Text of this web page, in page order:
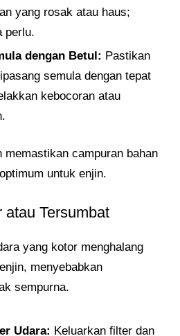
yang rosak atau haus;
perlu.
dengan Betul: Pastikan
semula dengan tepat
kebocoran atau
memastikan campuran bahan
untuk enjin.
atau Tersumbat
yang kotor menghalang
menyebabkan
sempurna.
Udara: Keluarkan filter dan